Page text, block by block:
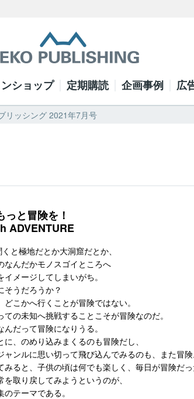
ショップ 定期購読 企画事例 広
リッシング 2021年7月号
っと冒険を！
ADVENTURE
くと極地だとか大洞窟だとか、
なんだかモノスゴイところへ
イメージしてしまいがち。
そうだろうか？
どこかへ行くことが冒険ではない。
ての未知へ挑戦することこそが冒険なのだ。
んだって冒険になりうる。
に、のめり込みまくるのも冒険だし、
ャンルに思い切って飛び込んでみるのも、また冒
みると、子供の頃は何でも楽しく、毎日が冒険だ
を取り戻してみようというのが、
テーマである。